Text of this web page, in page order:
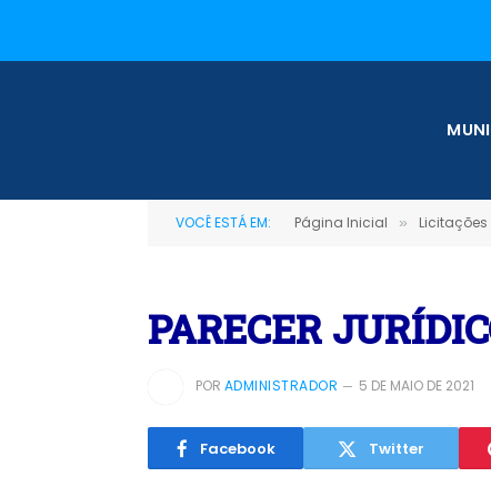
VOCÊ ESTÁ EM: Página Inicial » Licitações
PARECER
POR ADMINISTRADOR 5 DE MAIO DE 2021
Facebook Twitter